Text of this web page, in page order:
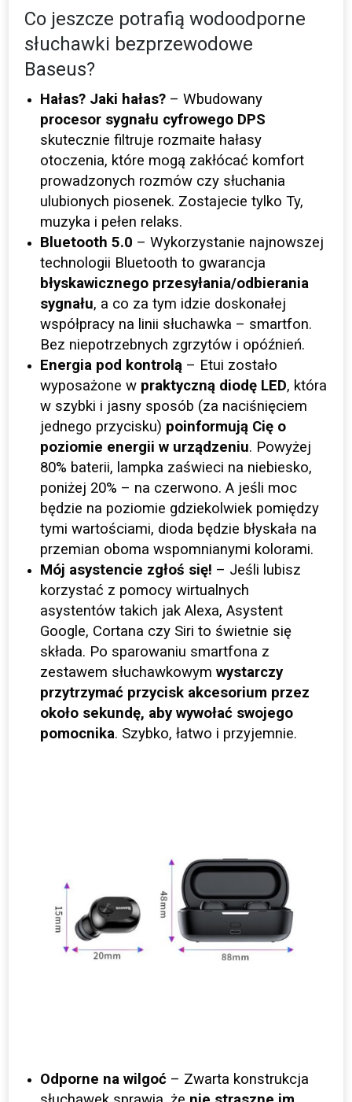
Co jeszcze potrafią wodoodporne
słuchawki bezprzewodowe
Baseus?
Hałas? Jaki hałas? – Wbudowany
procesor sygnału cyfrowego DPS
skutecznie filtruje rozmaite hałasy
otoczenia, które mogą zakłócać komfort
prowadzonych rozmów czy słuchania
ulubionych piosenek. Zostajecie tylko Ty,
muzyka i pełen relaks.
Bluetooth 5.0 – Wykorzystanie najnowszej
technologii Bluetooth to gwarancja
błyskawicznego przesyłania/odbierania
sygnału, a co za tym idzie doskonałej
współpracy na linii słuchawka – smartfon.
Bez niepotrzebnych zgrzytów i opóźnień.
Energia pod kontrolą – Etui zostało
wyposażone w praktyczną diodę LED, która
w szybki i jasny sposób (za naciśnięciem
jednego przycisku) poinformują Cię o
poziomie energii w urządzeniu. Powyżej
80% baterii, lampka zaświeci na niebiesko,
poniżej 20% – na czerwono. A jeśli moc
będzie na poziomie gdziekolwiek pomiędzy
tymi wartościami, dioda będzie błyskała na
przemian oboma wspomnianymi kolorami.
Mój asystencie zgłoś się! – Jeśli lubisz
korzystać z pomocy wirtualnych
asystentów takich jak Alexa, Asystent
Google, Cortana czy Siri to świetnie się
składa. Po sparowaniu smartfona z
zestawem słuchawkowymwystarczy
przytrzymać przycisk akcesorium przez
około sekundę, aby wywołać swojego
pomocnika. Szybko, łatwo i przyjemnie.
Odporne na wilgoć – Zwarta konstrukcja